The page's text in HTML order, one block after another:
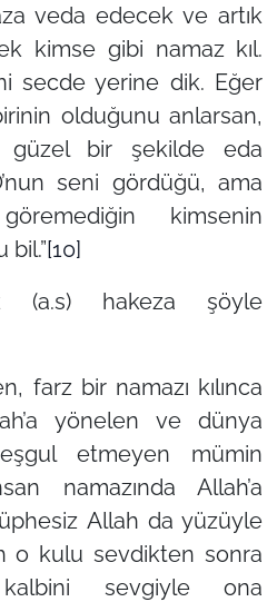
veda edecek ve artık
kimse gibi namaz kıl.
secde yerine dik. Eğer
olduğunu anlarsan,
güzel bir şekilde eda
seni gördüğü, ama
kimsenin
[10]
(a.s) hakeza şöyle
farz bir namazı kılınca
yönelen ve dünya
etmeyen mümin
namazında Allah’a
Allah da yüzüyle
o kulu sevdikten sonra
sevgiyle ona